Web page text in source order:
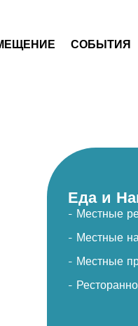
СОБЫТИЯ
Еда и
- Местные
- Местные
- Местные
-